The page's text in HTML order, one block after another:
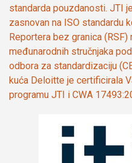
standarda pouzdanosti. JTI
zasnovan na ISO standardu
Reportera bez granica
međunarodnih stručnjaka
odbora za standardizaciju
kuća Deloitte je certificirala
programu JTI i CWA